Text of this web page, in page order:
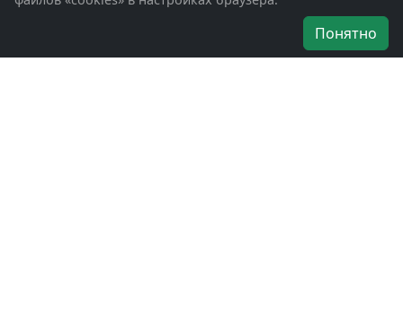
Об организации
Наши награды
Понятно